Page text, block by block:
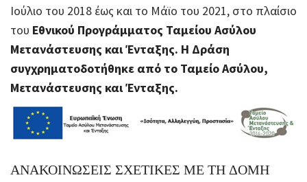
Ιούλιο του 2018 έως και το Μάϊο του 2021, στο πλαίσιο
του Εθνικού Προγράμματος Ταμείου Ασύλου
Μετανάστευσης και Ένταξης. Η Δράση
συγχρηματοδοτήθηκε από το Ταμείο Ασύλου,
Μετανάστευσης και Ένταξης.
ΑΝΑΚΟΙΝΩΣΕΙΣ ΣΧΕΤΙΚΕΣ ΜΕ ΤΗ ΔΟΜΗ